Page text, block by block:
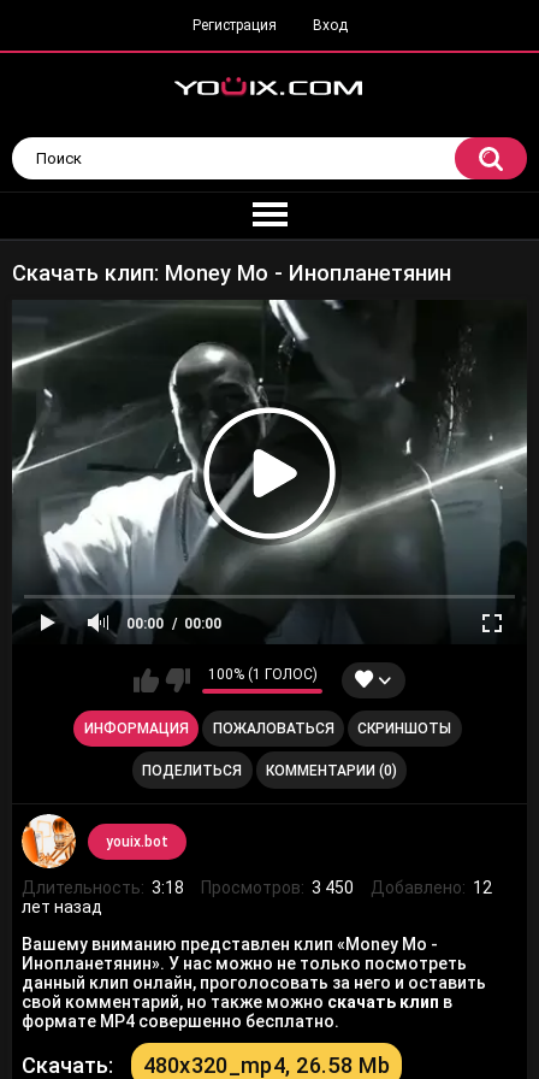
Регистрация Вход
Скачать клип: Money Mo - Инопланетянин
00:00 00:00
100% (1 ГОЛОС)
ИНФОРМАЦИЯ ПОЖАЛОВАТЬСЯ СКРИНШОТЫ
ПОДЕЛИТЬСЯ КОММЕНТАРИИ (0)
youix.bot
Длительность: 3:18 Просмотров: 3 450 Добавлено: 12
лет назад
Вашему вниманию представлен клип «Money Mo -
Инопланетянин». У нас можно не только посмотреть
данный клип онлайн, проголосовать за него и оставить
свой комментарий, но также можно скачать клип в
формате MP4 совершенно бесплатно.
Скачать: 480x320_mp4, 26.58 Mb